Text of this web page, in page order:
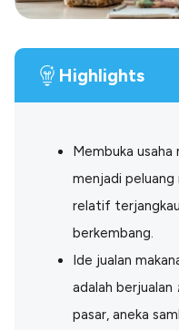
Solusi Industri
Konstruksi
Lainnya
Open API
Pencatatan
Integrasi
Highlights
Membuka usaha
menjadi peluang
relatif
berkembang.
Ide jualan
adalah berjualan
pasar, aneka